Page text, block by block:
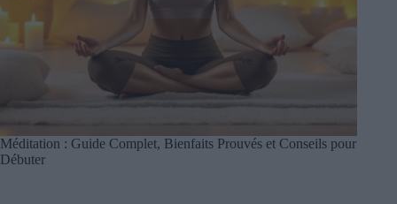
Méditation : Guide Complet, Bienfaits Prouvés et Conseils pour
Débuter